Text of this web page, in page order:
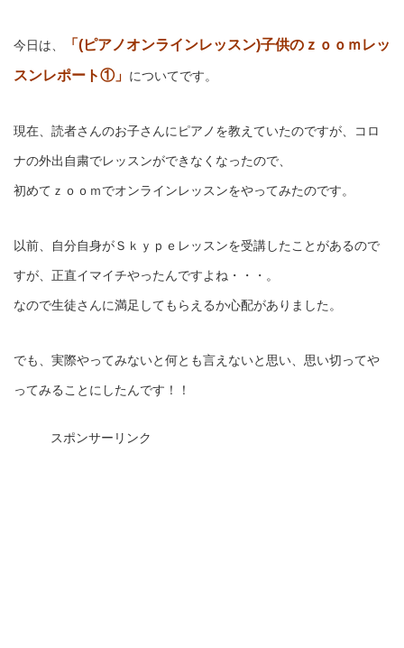
今日は、
「(ピアノオンラインレッスン)子供のｚｏｏｍレッ
スンレポート①」 についてです。
現在、読者さんのお子さんにピアノを教えていたのですが、コロ
ナの外出自粛でレッスンができなくなったので、
初めてｚｏｏｍでオンラインレッスンをやってみたのです。
以前、自分自身がＳｋｙｐｅレッスンを受講したことがあるので
すが、正直イマイチやったんですよね・・・。
なので生徒さんに満足してもらえるか心配がありました。
でも、実際やってみないと何とも言えないと思い、思い切ってや
ってみることにしたんです！！
スポンサーリンク